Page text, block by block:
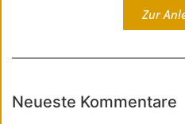
Zur
Neueste Kommentare